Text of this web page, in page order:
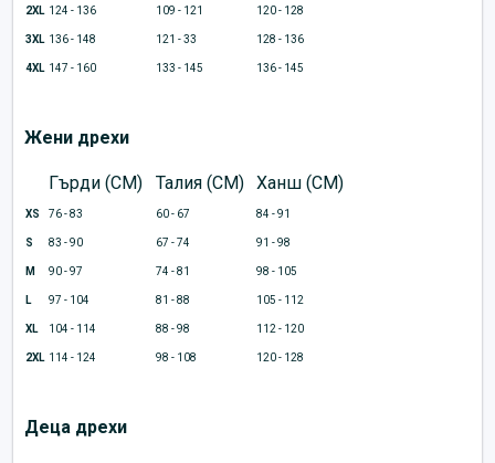
2XL 124 - 136 109 - 121 120 - 128
3XL 136 - 148 121 - 33 128 - 136
4XL 147 - 160 133 - 145 136 - 145
Жени дрехи
Гърди (CM) Талия (CM) Ханш (CM)
XS 76 - 83 60 - 67 84 - 91
S 83 - 90 67 - 74 91 - 98
M 90 - 97 74 - 81 98 - 105
L 97 - 104 81 - 88 105 - 112
XL 104 - 114 88 - 98 112 - 120
2XL 114 - 124 98 - 108 120 - 128
Деца дрехи